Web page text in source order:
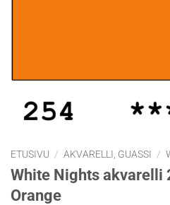
ETUSIVU / AKVARELLI, GUASSI /
White Nights akvarelli
Orange